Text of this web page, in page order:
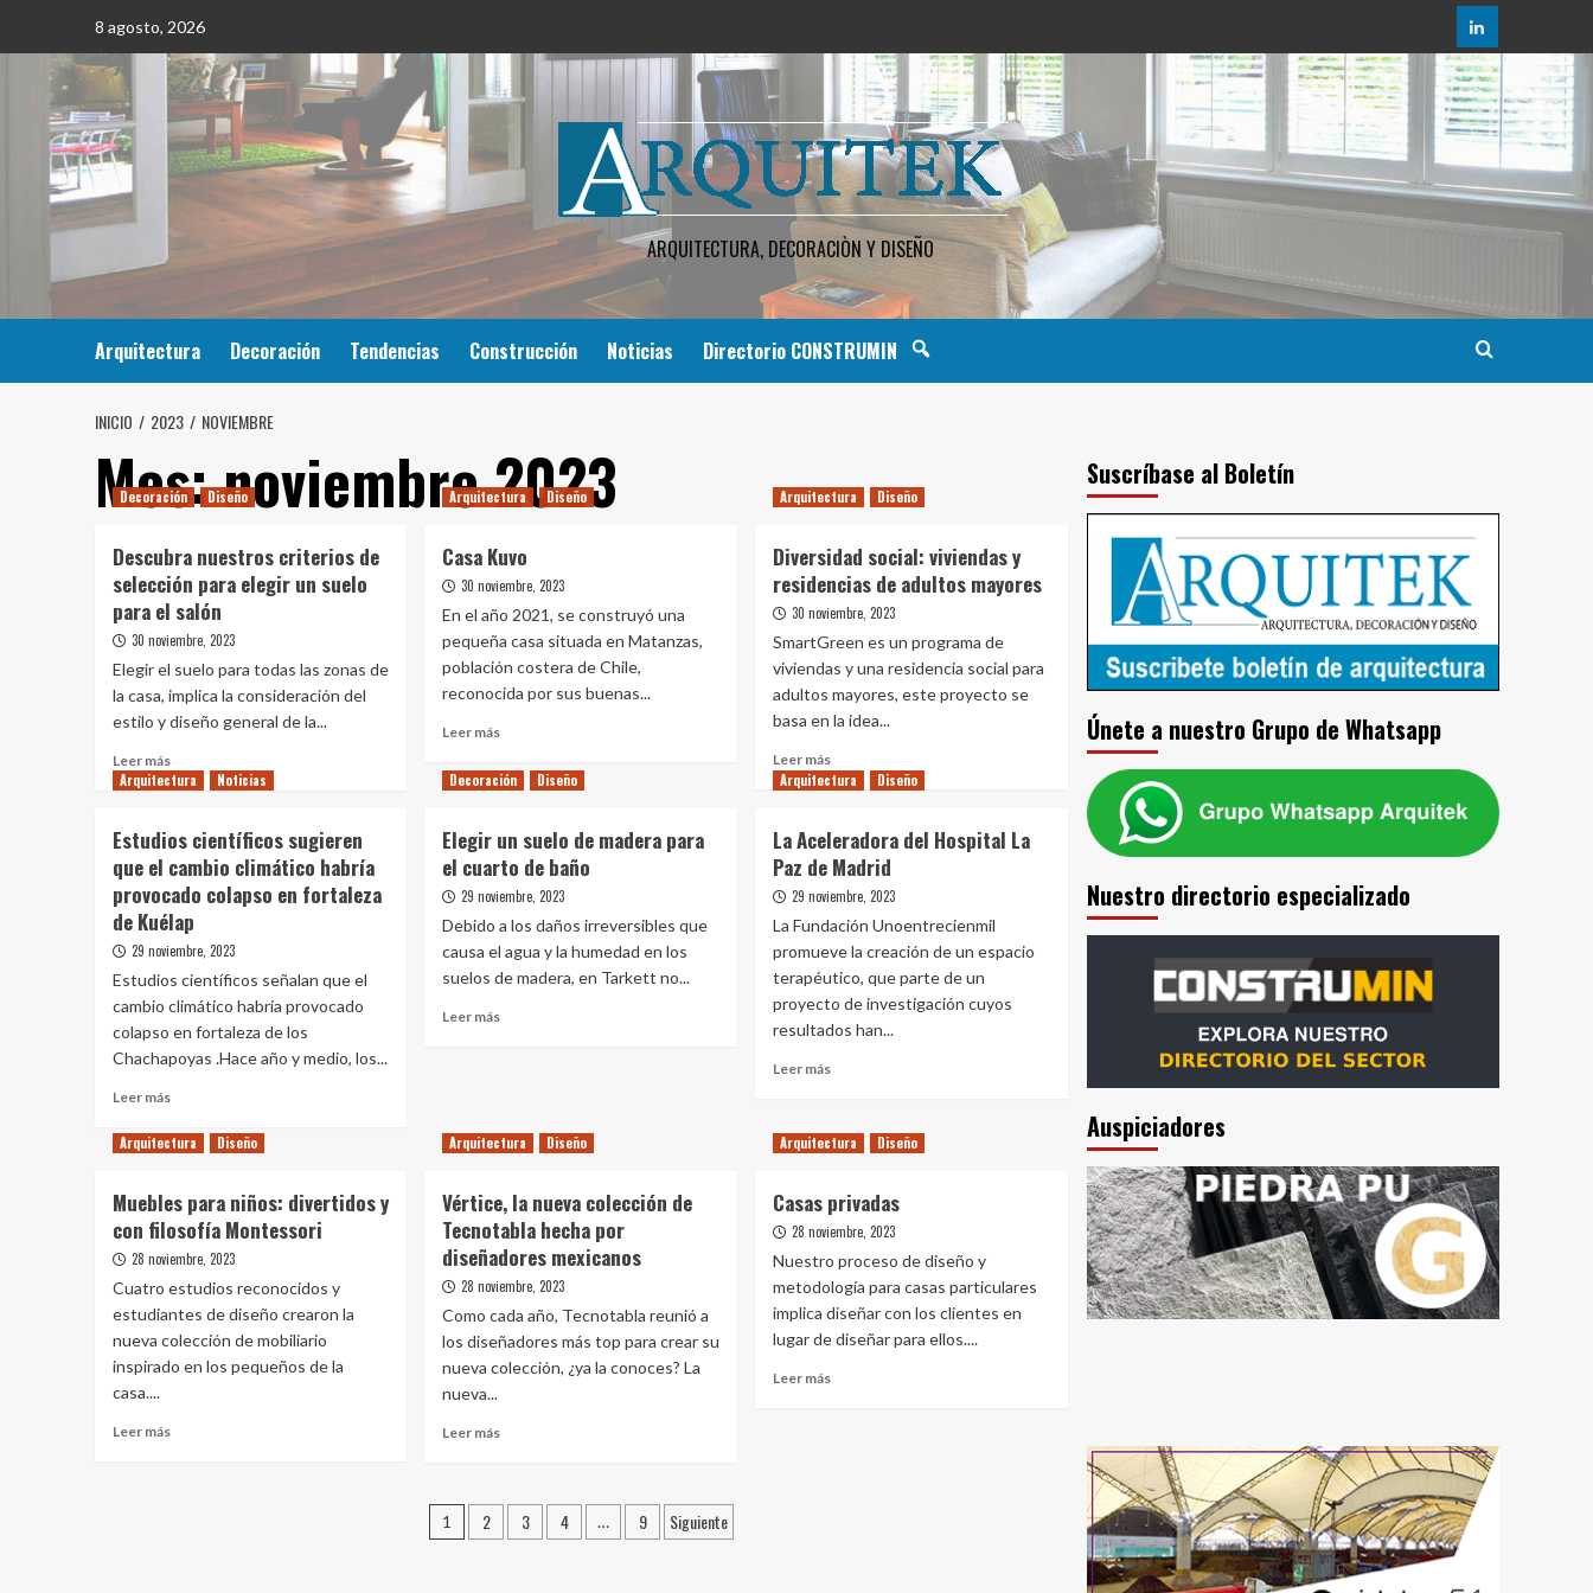
contenido
8 agosto, 2026
LinkedIn
ARQUITECTURA, DECORACIÒN Y DISEÑO
Arquitectura Decoración Tendencias Construcción Noticias Directorio CONSTRUMIN
INICIO 2023 NOVIEMBRE
Mes:noviembre 2023
Decoración Diseño
Descubra nuestros criterios de
selección para elegir un suelo
para el salón
30 noviembre, 2023
Elegir el suelo para todas las zonas de
la casa, implica la consideración del
estilo y diseño general de la...
Leer másLeer
más
nuestros
criterios
de
selección
para
elegir
un
suelo
para
salón
Arquitectura Diseño
Casa Kuvo
30 noviembre, 2023
En el año 2021, se construyó una
pequeña casa situada en Matanzas,
población costera de Chile,
reconocida por sus buenas...
Leer más
sobre
Casa
Arquitectura Diseño
Diversidad social: viviendas y
residencias de adultos mayores
30 noviembre, 2023
SmartGreen es un programa de
viviendas y una residencia social para
adultos mayores, este proyecto se
basa en la idea...
Leer más
más
social:
viviendas
y
de
adultos
mayores
Arquitectura Noticias
Estudios científicos sugieren
que el cambio climático habría
provocado colapso en fortaleza
de Kuélap
29 noviembre, 2023
Estudios científicos señalan que el
cambio climático habría provocado
colapso en fortaleza de los
Chachapoyas .Hace año y medio, los...
Leer másLeer
sobre
sugieren
que
climático
habría
provocado
colapso
de
Decoración Diseño
Elegir un suelo de madera para
el cuarto de baño
29 noviembre, 2023
Debido a los daños irreversibles que
causa el agua y la humedad en los
suelos de madera, en Tarkett no...
Leer más
de
para
el
cuarto
de
baño
Arquitectura Diseño
La Aceleradora del Hospital La
Paz de Madrid
29 noviembre, 2023
La Fundación Unoentrecienmil
promueve la creación de un espacio
terapéutico, que parte de un
proyecto de investigación cuyos
resultados han...
Leer más
La
Aceleradora
Hospital
de
Madrid
Arquitectura Diseño
Muebles para niños: divertidos y
con filosofía Montessori
28 noviembre, 2023
Cuatro estudios reconocidos y
estudiantes de diseño crearon la
nueva colección de mobiliario
inspirado en los pequeños de la
casa....
Leer másLeer
Arquitectura Diseño
Vértice, la nueva colección de
Tecnotabla hecha por
diseñadores mexicanos
28 noviembre, 2023
Como cada año, Tecnotabla reunió a
los diseñadores más top para crear su
nueva colección, ¿ya la conoces? La
nueva...
Leer más
nueva
Arquitectura Diseño
Casas privadas
28 noviembre, 2023
Nuestro proceso de diseño y
metodología para casas particulares
implica diseñar con los clientes en
lugar de diseñar para ellos....
Leer más
Paginación
1 2 3 4 … 9 Siguiente
Suscríbase al Boletín
Únete a nuestro Grupo de Whatsapp
Nuestro directorio especializado
Auspiciadores